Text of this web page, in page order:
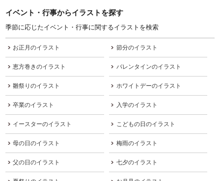
イベント・行事からイラストを探す
季節に応じたイベント・行事に関するイラストを検索
お正月のイラスト 節分のイラスト
恵方巻きのイラスト バレンタインのイラスト
雛祭りのイラスト ホワイトデーのイラスト
卒業のイラスト 入学のイラスト
イースターのイラスト こどもの日のイラスト
母の日のイラスト 梅雨のイラスト
父の日のイラスト 七夕のイラスト